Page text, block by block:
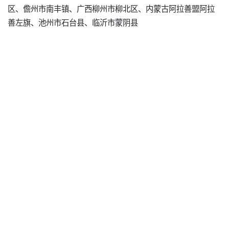
区、儋州市南丰镇、广西柳州市柳北区、内蒙古阿拉善盟阿拉
善左旗、池州市石台县、临沂市蒙阴县